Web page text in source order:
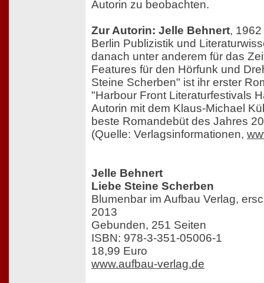
Autorin zu beobachten.
Zur Autorin: Jelle Behnert,
Berlin Publizistik und
danach unter anderem für das
Features für den Hörfunk und
Steine Scherben" ist ihr erster
"Harbour Front Literaturfestivals
Autorin mit dem Klaus-Michael
beste Romandebüt des Jahres
(Quelle: Verlagsinformationen,
Jelle Behnert
Liebe Steine Scherben
Blumenbar im Aufbau Verlag,
2013
Gebunden, 251 Seiten
ISBN: 978-3-351-05006-1
18,99 Euro
www.aufbau-verlag.de